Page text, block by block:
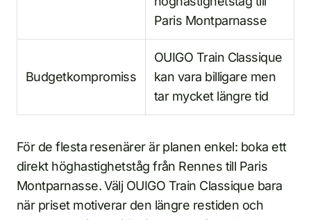
Paris Montparnasse
Budgetkompromiss
OUIGO Train Classique
kan vara billigare men
tar mycket längre tid
För de flesta resenärer är planen enkel: boka ett
direkt höghastighetståg från Rennes till Paris
Montparnasse. Välj OUIGO Train Classique bara
när priset motiverar den längre restiden och